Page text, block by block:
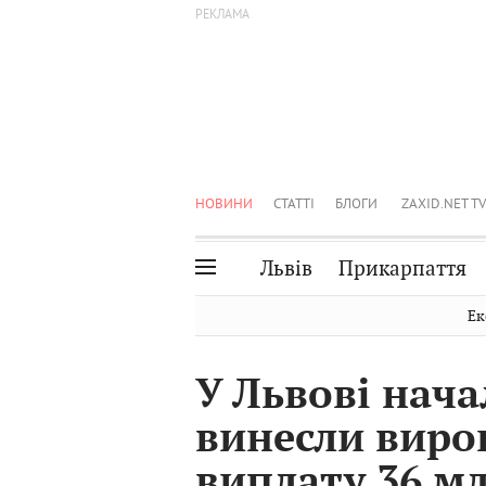
НОВИНИ СТАТТІ БЛОГИ ZAXID.NET TV
Львів Прикарпаття
Волинь
Чернівці
У Львові
винесли